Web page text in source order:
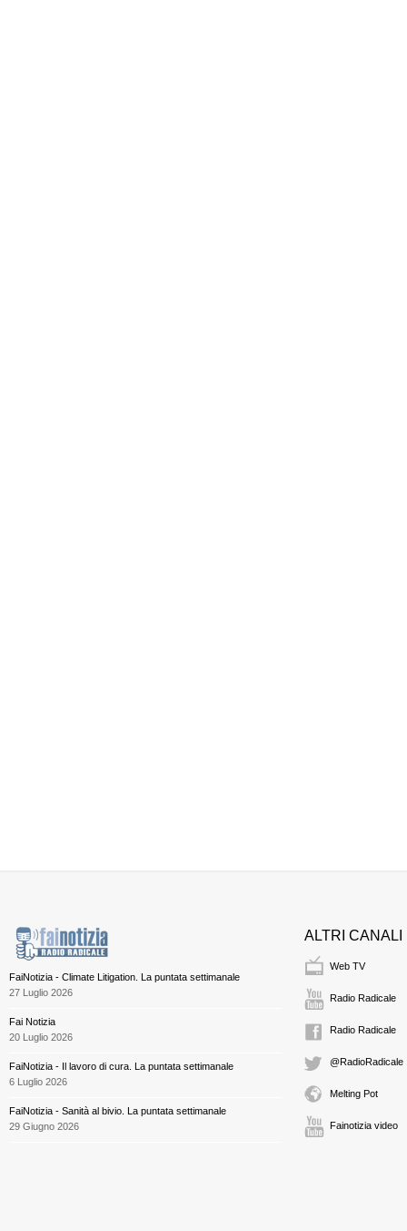
FaiNotizia - Climate Litigation. La puntata settimanale
27 Luglio 2026
Fai Notizia
20 Luglio 2026
FaiNotizia - Il lavoro di cura. La puntata settimanale
6 Luglio 2026
FaiNotizia - Sanità al bivio. La puntata settimanale
29 Giugno 2026
ALTRI CANALI
Web TV
Radio Radicale
Radio Radicale
@RadioRadicale
Melting Pot
Fainotizia video